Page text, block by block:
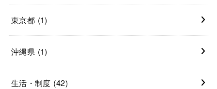
東京都 (1)
沖縄県 (1)
生活・制度 (42)